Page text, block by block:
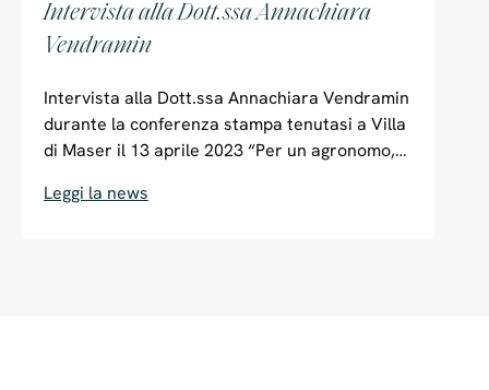
Intervista alla Dott.ssa Annachiara
Vendramin
Intervista alla Dott.ssa Annachiara Vendramin
durante la conferenza stampa tenutasi a Villa
di Maser il 13 aprile 2023 “Per un agronomo,
contribuire alla rinascita di Villa di Maser,
Leggi la news